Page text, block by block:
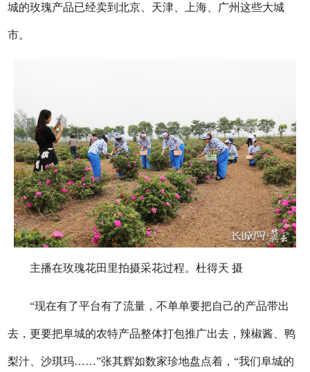
城的玫瑰产品已经卖到北京、天津、上海、广州这些大城
市。
主播在玫瑰花田里拍摄采花过程。杜得天 摄
“现在有了平台有了流量，不单单要把自己的产品带出
去，更要把阜城的农特产品整体打包推广出去，辣椒酱、鸭
梨汁、沙琪玛……”张其辉如数家珍地盘点着，“我们阜城的